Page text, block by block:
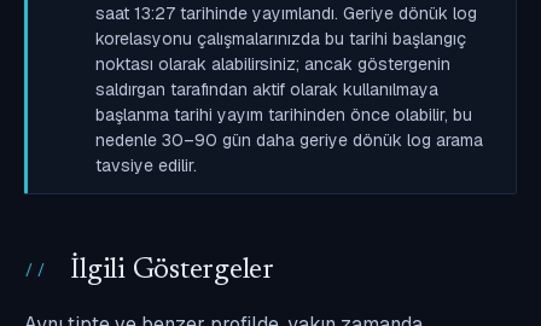
saat 13:27 tarihinde yayımlandı. Geriye dönük log
korelasyonu çalışmalarınızda bu tarihi başlangıç
noktası olarak alabilirsiniz; ancak göstergenin
saldırgan tarafından aktif olarak kullanılmaya
başlanma tarihi yayım tarihinden önce olabilir, bu
nedenle 30–90 gün daha geriye dönük log arama
tavsiye edilir.
İlgili Göstergeler